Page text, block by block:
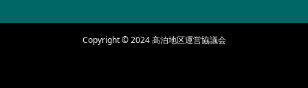
Copyright © 2024 高泊地区運営協議会